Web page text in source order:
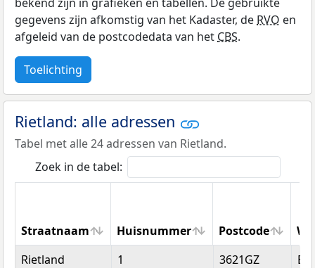
bekend zijn in grafieken en tabellen. De gebruikte
gegevens zijn afkomstig van het Kadaster, deRVO en
afgeleid van de postcodedata van hetCBS.
Toelichting
Rietland: alle adressen
Tabel met alle 24 adressen van Rietland.
Zoek in de tabel:
Straatnaam Huisnummer Postcode
Straatnaam
Huisnummer Postcode
Rietland 1 3621GZ